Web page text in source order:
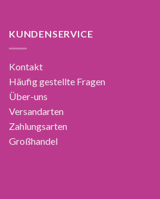
KUNDENSERVICE
Kontakt
Häufig gestellte Fragen
Über-uns
Versandarten
Zahlungsarten
Großhandel